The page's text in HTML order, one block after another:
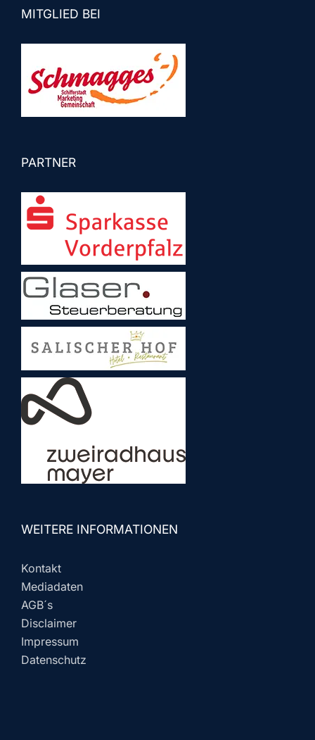
MITGLIED BEI
PARTNER
WEITERE INFORMATIONEN
Kontakt
Mediadaten
AGB´s
Disclaimer
Impressum
Datenschutz